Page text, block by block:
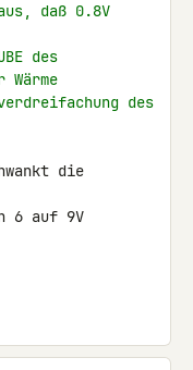
daß 0.8V
des
des
die
6 auf 9V